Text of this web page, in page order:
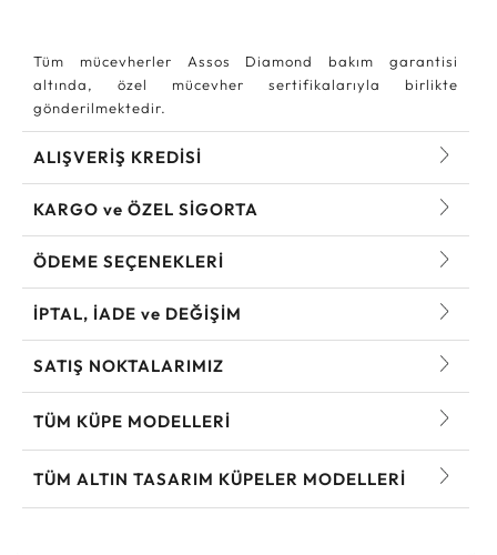
Tüm mücevherler Assos Diamond bakım garantisi
altında, özel mücevher sertifikalarıyla birlikte
gönderilmektedir.
ALIŞVERİŞ KREDİSİ
KARGO ve ÖZEL SİGORTA
ÖDEME SEÇENEKLERİ
İPTAL, İADE ve DEĞİŞİM
SATIŞ NOKTALARIMIZ
TÜM KÜPE MODELLERI
TÜM ALTIN TASARIM KÜPELER MODELLERI